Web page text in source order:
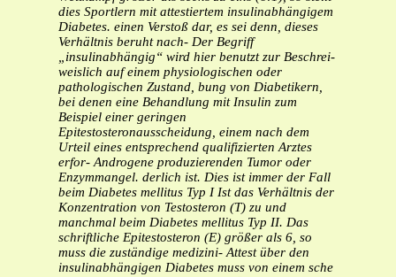
dies Sportlern mit attestiertem insulinabhängigem
Diabetes. einen Verstoß dar, es sei denn, dieses
Verhältnis beruht nach- Der Begriff
„insulinabhängig“ wird hier benutzt zur Beschrei-
weislich auf einem physiologischen oder
pathologischen Zustand, bung von Diabetikern,
bei denen eine Behandlung mit Insulin zum
Beispiel einer geringen
Epitestosteronausscheidung, einem nach dem
Urteil eines entsprechend qualifizierten Arztes
erfor- Androgene produzierenden Tumor oder
Enzymmangel. derlich ist. Dies ist immer der Fall
beim Diabetes mellitus Typ I Ist das Verhältnis der
Konzentration von Testosteron (T) zu und
manchmal beim Diabetes mellitus Typ II. Das
schriftliche Epitestosteron (E) größer als 6, so
muss die zuständige medizini- Attest über den
insulinabhängigen Diabetes muss von einem sche